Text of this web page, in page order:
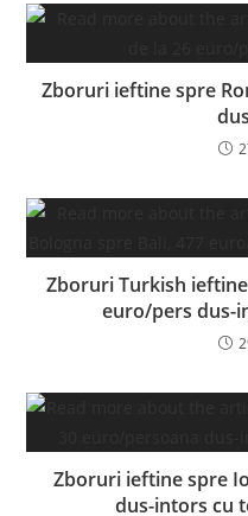
Zboruri ieftine spre
Zboruri Turkish
euro/pers dus-
Zboruri ieftine spre
dus-intors cu